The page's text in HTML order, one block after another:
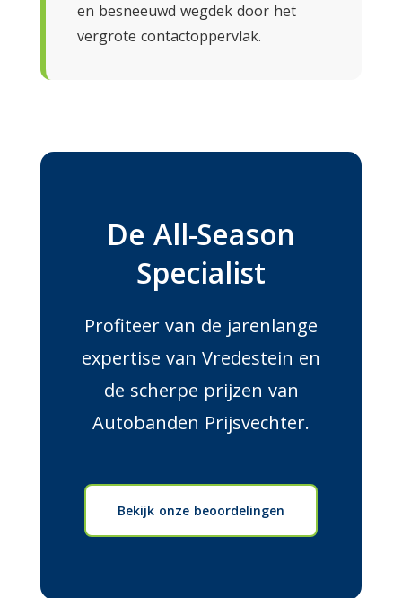
en besneeuwd wegdek door het
vergrote contactoppervlak.
De All-Season
Specialist
Profiteer van de jarenlange
expertise van Vredestein en
de scherpe prijzen van
Autobanden Prijsvechter.
Bekijk onze beoordelingen